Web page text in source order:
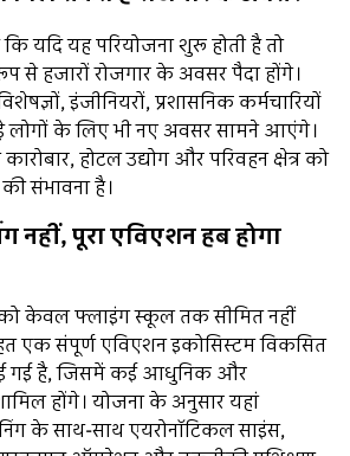
कि यदि यह परियोजना शुरू होती है तो
से हजारों रोजगार के अवसर पैदा होंगे।
इंजीनियरों, प्रशासनिक कर्मचारियों
लोगों के लिए भी नए अवसर सामने आएंगे।
होटल उद्योग और परिवहन क्षेत्र को
संभावना है।
नहीं, पूरा एविएशन हब होगा
को केवल फ्लाइंग स्कूल तक सीमित नहीं
एक संपूर्ण एविएशन इकोसिस्टम विकसित
गई है, जिसमें कई आधुनिक और
होंगे। योजना के अनुसार यहां
के साथ-साथ एयरोनॉटिकल साइंस,